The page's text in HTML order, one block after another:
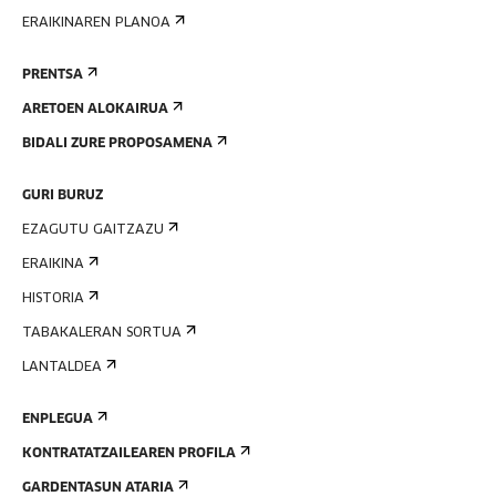
ERAIKINAREN PLANOA
PRENTSA
ARETOEN ALOKAIRUA
BIDALI ZURE PROPOSAMENA
GURI BURUZ
EZAGUTU GAITZAZU
ERAIKINA
HISTORIA
TABAKALERAN SORTUA
LANTALDEA
ENPLEGUA
KONTRATATZAILEAREN PROFILA
GARDENTASUN ATARIA